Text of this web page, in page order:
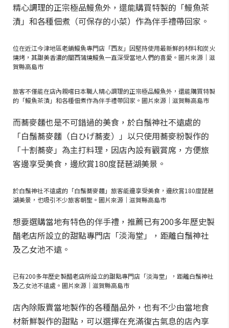
精心調理的正宗極品鰻魚外，還能購買特製的「鰻魚茶
漬」和各種佃煮（可保存的小菜）作為伴手禮帶回家。
位在近江今津地區老鋪鰻魚專門店「西友」因堅持使用最新鮮的材料和炭火
燒烤，其甜美香濃的關西蒲燒鰻魚一直深受當地人們的喜愛。圖片來源｜滋
賀縣高島市
旅客不僅能在店內親嚐日本職人精心調理的正宗極品鰻魚外，還能購買特製
的「鰻魚茶漬」和各種佃煮作為伴手禮帶回家。圖片來源｜滋賀縣高島市
而蕎麥麵也是不可錯過的美食，於白鬚神社不遠處的
「白鬚蕎麥麵（白ひげ蕎麦）」以只使用蕎麥粉製作的
「十割蕎麥」為主打料理，因店內設有觀賞席，方便旅
客邊享受美食，邊欣賞180度琵琶湖美景。
於白鬚神社不遠處的「白鬚蕎麥麵」旅客能邊享受美食，邊欣賞180度琵琶
湖美景，也吸引不少旅客朝聖。圖片來源｜滋賀縣高島市
想要選購當地有特色的伴手禮，推薦已有200多年歷史製
醋老店所設立的甜點專門店「淡海堂」，距離白鬚神社
及乙女池不遠。
已有200多年歷史製醋老店所設立的甜點專門店「淡海堂」，距離白鬚神社
及乙女池不遠處。圖片來源｜滋賀縣高島市
店內除販賣當地製作的各種醋品外，也有不少由當地食
材新鮮製作的甜點，可以選擇在充滿復古氣息的店內享